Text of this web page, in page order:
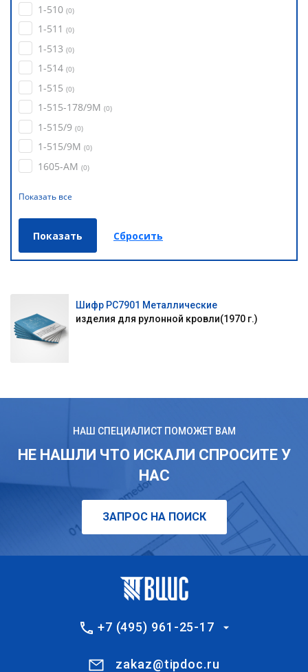
1-510 (0)
1-511 (0)
1-513 (0)
1-514 (0)
1-515 (0)
1-515-178/9М (0)
1-515/9 (0)
1-515/9М (0)
1605-АМ (0)
Показать все
Шифр РС7901 Металлические
изделия для рулонной кровли(1970 г.)
НАШ СПЕЦИАЛИСТ ПОМОЖЕТ ВАМ
НЕ НАШЛИ ЧТО ИСКАЛИ СПРОСИТЕ У
НАС
ЗАПРОС НА ПОИСК
+7 (495) 961-25-17
zakaz@tipdoc.ru